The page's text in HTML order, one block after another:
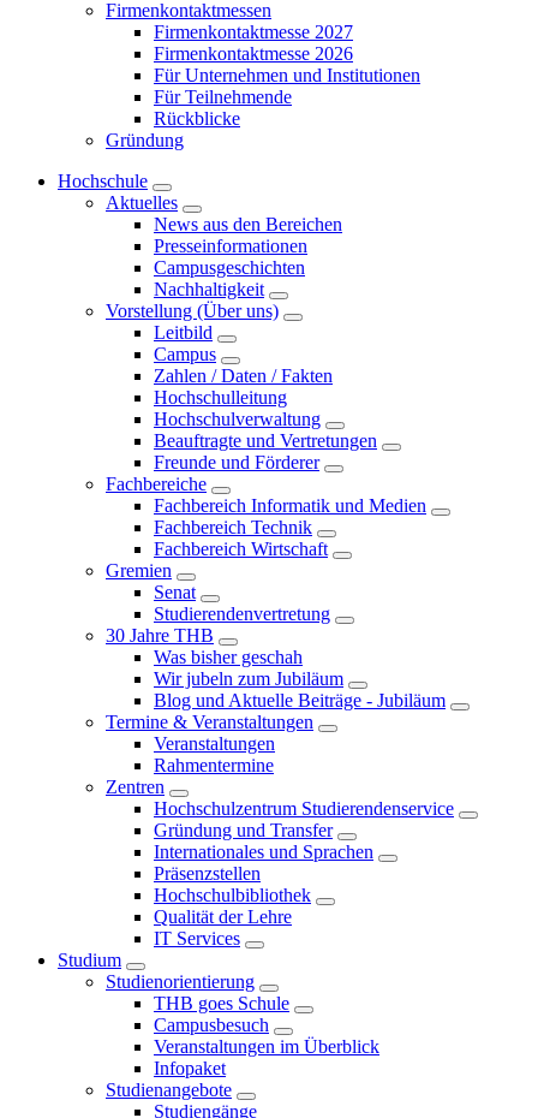
Firmenkontaktmessen
Firmenkontaktmesse 2027
Firmenkontaktmesse 2026
Für Unternehmen und Institutionen
Für Teilnehmende
Rückblicke
Gründung
Hochschule
Aktuelles
News aus den Bereichen
Presseinformationen
Campusgeschichten
Nachhaltigkeit
Vorstellung (Über uns)
Leitbild
Campus
Zahlen / Daten / Fakten
Hochschulleitung
Hochschulverwaltung
Beauftragte und Vertretungen
Freunde und Förderer
Fachbereiche
Fachbereich Informatik und Medien
Fachbereich Technik
Fachbereich Wirtschaft
Gremien
Senat
Studierendenvertretung
30 Jahre THB
Was bisher geschah
Wir jubeln zum Jubiläum
Blog und Aktuelle Beiträge - Jubiläum
Termine & Veranstaltungen
Veranstaltungen
Rahmentermine
Zentren
Hochschulzentrum Studierendenservice
Gründung und Transfer
Internationales und Sprachen
Präsenzstellen
Hochschulbibliothek
Qualität der Lehre
IT Services
Studium
Studienorientierung
THB goes Schule
Campusbesuch
Veranstaltungen im Überblick
Infopaket
Studienangebote
Studiengänge